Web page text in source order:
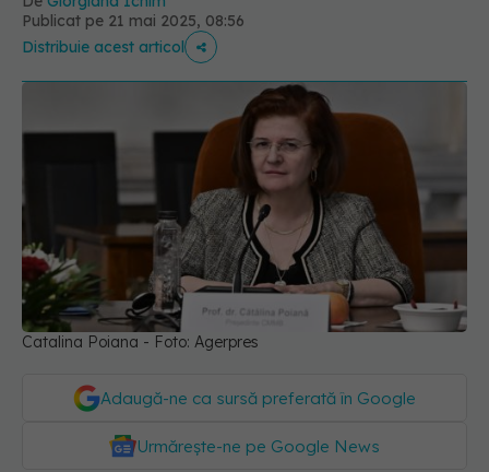
Publicat pe 21 mai 2025, 08:56
Distribuie acest articol
Catalina Poiana - Foto: Agerpres
Adaugă-ne ca sursă preferată în Google
Urmărește-ne pe Google News